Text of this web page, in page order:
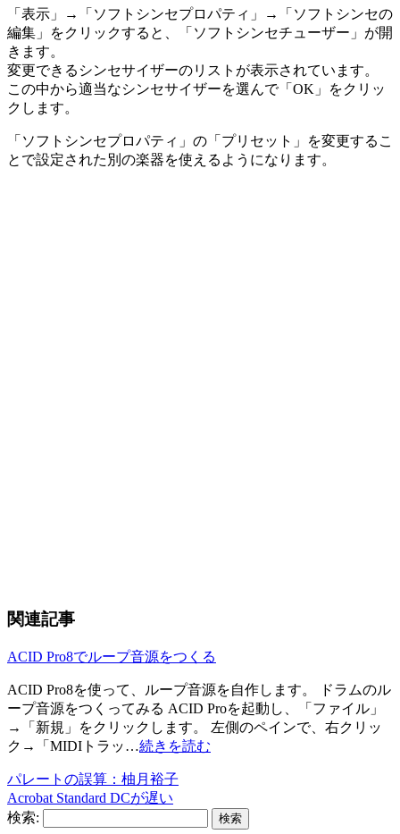
「表示」→「ソフトシンセプロパティ」→「ソフトシンセの
編集」をクリックすると、「ソフトシンセチューザー」が開
きます。
変更できるシンセサイザーのリストが表示されています。
この中から適当なシンセサイザーを選んで「OK」をクリッ
クします。
「ソフトシンセプロパティ」の「プリセット」を変更するこ
とで設定された別の楽器を使えるようになります。
関連記事
ACID Pro8でループ音源をつくる
ACID Pro8を使って、ループ音源を自作します。 ドラムのル
ープ音源をつくってみる ACID Proを起動し、「ファイル」
→「新規」をクリックします。 左側のペインで、右クリッ
ク→「MIDIトラッ…続きを読む
パレートの誤算：柚月裕子
Acrobat Standard DCが遅い
検索: